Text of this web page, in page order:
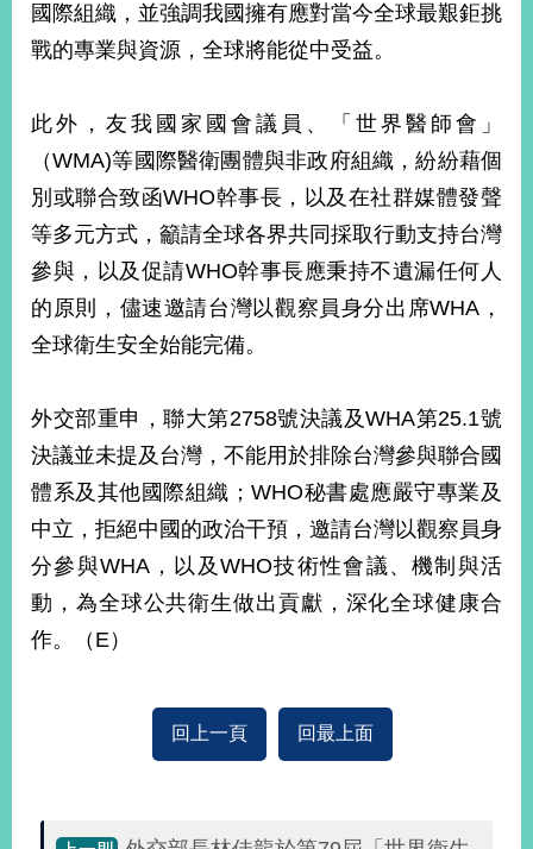
為
民
本
部
相
關
網
站
信
箱
專
頁
LINEInstagram
X平台
(原推特)
APPYouTube
RSS
政
放
國際組織，並強調我國擁有應對當今全球最艱鉅挑
戰的專業與資源，全球將能從中受益。
此外，友我國家國會議員、「世界醫師會」
（WMA)等國際醫衛團體與非政府組織，紛紛藉個
別或聯合致函WHO幹事長，以及在社群媒體發聲
等多元方式，籲請全球各界共同採取行動支持台灣
參與，以及促請WHO幹事長應秉持不遺漏任何人
的原則，儘速邀請台灣以觀察員身分出席WHA，
全球衛生安全始能完備。
外交部重申，聯大第2758號決議及WHA第25.1號
決議並未提及台灣，不能用於排除台灣參與聯合國
體系及其他國際組織；WHO秘書處應嚴守專業及
中立，拒絕中國的政治干預，邀請台灣以觀察員身
分參與WHA，以及WHO技術性會議、機制與活
動，為全球公共衛生做出貢獻，深化全球健康合
作。（E）
回上一頁 回最上面